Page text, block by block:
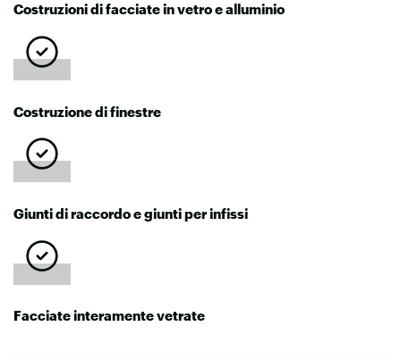
Costruzioni di facciate in vetro e alluminio
Costruzione di finestre
Giunti di raccordo e giunti per infissi
Facciate interamente vetrate